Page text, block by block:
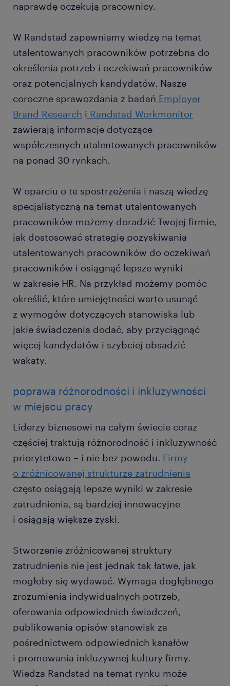
naprawdę oczekują pracownicy.
W Randstad zapewniamy wiedzę na temat
utalentowanych pracowników potrzebna do
określenia potrzeb i oczekiwań pracowników
oraz potencjalnych kandydatów. Nasze
coroczne sprawozdania z badań Employer
Brand Research i Randstad Workmonitor
zawierają informacje dotyczące
współczesnych utalentowanych pracowników
na ponad 30 rynkach.
W oparciu o te spostrzeżenia i naszą wiedzę
specjalistyczną na temat utalentowanych
pracowników możemy doradzić Twojej firmie,
jak dostosować strategię pozyskiwania
utalentowanych pracowników do oczekiwań
pracowników i osiągnąć lepsze wyniki
w zakresie HR. Na przykład możemy pomóc
określić, które umiejętności warto usunąć
z wymogów dotyczących stanowiska lub
jakie świadczenia dodać, aby przyciągnąć
więcej kandydatów i szybciej obsadzić
wakaty.
poprawa różnorodności i inkluzywności
w miejscu pracy
Liderzy biznesowi na całym świecie coraz
częściej traktują różnorodność i inkluzywność
priorytetowo – i nie bez powodu. Firmy
o zróżnicowanej strukturze zatrudnienia
często osiągają lepsze wyniki w zakresie
zatrudnienia, są bardziej innowacyjne
i osiągają większe zyski.
Stworzenie zróżnicowanej struktury
zatrudnienia nie jest jednak tak łatwe, jak
mogłoby się wydawać. Wymaga dogłębnego
zrozumienia indywidualnych potrzeb,
oferowania odpowiednich świadczeń,
publikowania opisów stanowisk za
pośrednictwem odpowiednich kanałów
i promowania inkluzywnej kultury firmy.
Wiedza Randstad na temat rynku może